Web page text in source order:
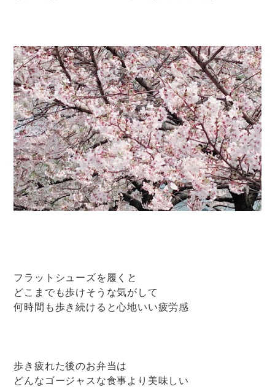
フラットシューズを履くと
どこまでも歩けそうな気がして
何時間も歩き続けると心地いい疲労感
歩き疲れた後のお弁当は
どんなゴージャスな食事より美味しい